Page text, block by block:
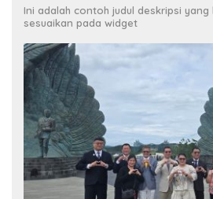
Ini adalah contoh judul deskripsi yang
sesuaikan pada widget